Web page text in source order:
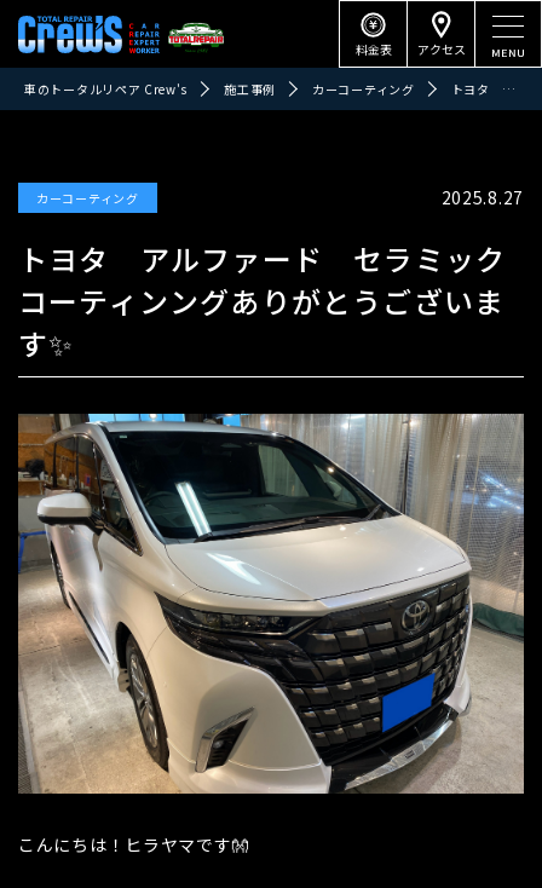
料金表 アクセス
車のトータルリペア Crew's 施工事例 カーコーティング トヨタ アルファード セラミックコーティンングありがとうございます✨
カーコーティング 2025.8.27
トヨタ アルファード セラミック
コーティンングありがとうございま
す✨
こんにちは！ヒラヤマです👐